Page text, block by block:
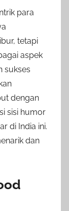
para
tetapi
aspek
sukses
dengan
sisi humor
di India ini.
dan